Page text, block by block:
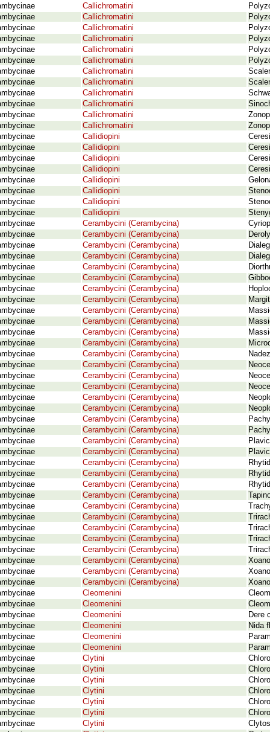
Callichromatini
Callichromatini
Callichromatini
Callichromatini
Callichromatini
Callichromatini
Callichromatini
Callichromatini
Callichromatini
Callichromatini
Callichromatini
Callichromatini
Callidiopini
Callidiopini
Callidiopini
Callidiopini
Callidiopini
Callidiopini
Callidiopini
Callidiopini
Cerambycini (Cerambycina)
Cerambycini (Cerambycina)
Cerambycini (Cerambycina)
Cerambycini (Cerambycina)
Cerambycini (Cerambycina)
Cerambycini (Cerambycina)
Cerambycini (Cerambycina)
Cerambycini (Cerambycina)
Cerambycini (Cerambycina)
Cerambycini (Cerambycina)
Cerambycini (Cerambycina)
Cerambycini (Cerambycina)
Cerambycini (Cerambycina)
Cerambycini (Cerambycina)
Cerambycini (Cerambycina)
Cerambycini (Cerambycina)
Cerambycini (Cerambycina)
Cerambycini (Cerambycina)
Cerambycini (Cerambycina)
Cerambycini (Cerambycina)
Cerambycini (Cerambycina)
Cerambycini (Cerambycina)
Cerambycini (Cerambycina)
Cerambycini (Cerambycina)
Cerambycini (Cerambycina)
Cerambycini (Cerambycina)
Cerambycini (Cerambycina)
Cerambycini (Cerambycina)
Cerambycini (Cerambycina)
Cerambycini (Cerambycina)
Cerambycini (Cerambycina)
Cerambycini (Cerambycina)
Cerambycini (Cerambycina)
Cerambycini (Cerambycina)
Cleomenini
Cleomenini
Cleomenini
Dere
Cleomenini
Nida
Cleomenini
Cleomenini
Clytini
Clytini
Clytini
Clytini
Clytini
Clytini
Clytini